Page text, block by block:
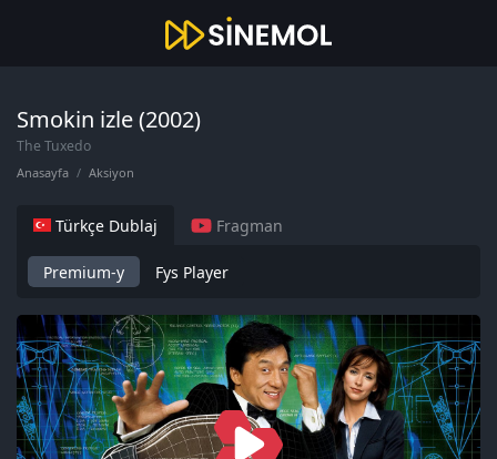
Smokin izle (2002)
The Tuxedo
Anasayfa Aksiyon
Türkçe Dublaj Fragman
Premium-y Fys Player